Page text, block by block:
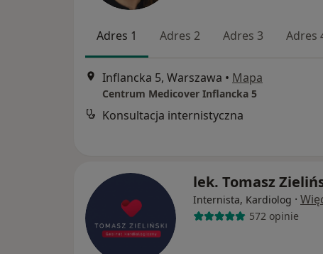
Adres 1 Adres 2 Adres 3 Adres
Inflancka 5, Warszawa • Mapa
Centrum Medicover Inflancka 5
Konsultacja internistyczna
lek. Tomasz
Internista, Kardiolog ·
572 opinie